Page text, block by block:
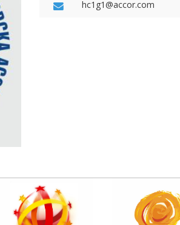
hc1g1@accor.com